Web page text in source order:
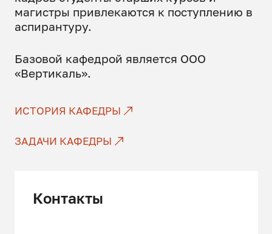
магистры привлекаются к поступлению в
аспирантуру.
Базовой кафедрой является ООО
«Вертикаль».
ИСТОРИЯ КАФЕДРЫ
ЗАДАЧИ КАФЕДРЫ
Контакты